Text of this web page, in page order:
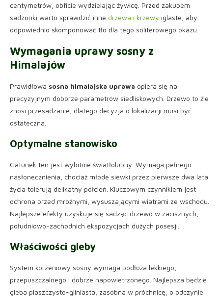
centymetrów, obficie wydzielając żywicę. Przed zakupem
sadzonki warto sprawdzić inne drzewa i krzewy iglaste, aby
odpowiednio skomponować tło dla tego soliterowego okazu.
Wymagania uprawy sosny z
Himalajów
Prawidłowa sosna himalajska uprawa opiera się na
precyzyjnym doborze parametrów siedliskowych. Drzewo to źle
znosi przesadzanie, dlatego decyzja o lokalizacji musi być
ostateczna.
Optymalne stanowisko
Gatunek ten jest wybitnie światłolubny. Wymaga pełnego
nasłonecznienia, chociaż młode siewki przez pierwsze dwa lata
życia tolerują delikatny półcień. Kluczowym czynnikiem jest
ochrona przed mroźnymi, wysuszającymi wiatrami ze wschodu.
Najlepsze efekty uzyskuje się sadząc drzewo w zacisznych,
południowo-zachodnich ekspozycjach dużych posesji.
Właściwości gleby
System korzeniowy sosny wymaga podłoża lekkiego,
przepuszczalnego i dobrze napowietrzonego. Najlepsza będzie
gleba piaszczysto-gliniasta, zasobna w próchnicę, o odczynie